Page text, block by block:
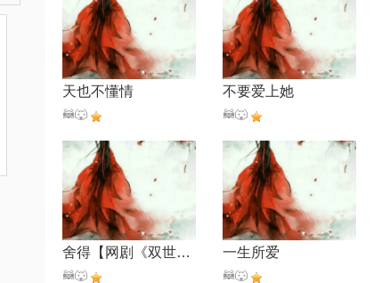
天也不懂情
🦝🐺
不要爱上她
🦝🐺
舍得【网剧《双世宠妃》片尾曲】
🦝🐺
一生所爱
🦝🐺